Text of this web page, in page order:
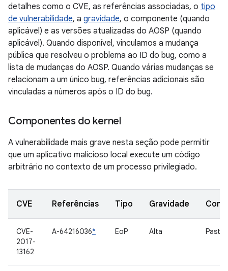
detalhes como o CVE, as referências associadas, o tipo
de vulnerabilidade, a gravidade, o componente (quando
aplicável) e as versões atualizadas do AOSP (quando
aplicável). Quando disponível, vinculamos a mudança
pública que resolveu o problema ao ID do bug, como a
lista de mudanças do AOSP. Quando várias mudanças se
relacionam a um único bug, referências adicionais são
vinculadas a números após o ID do bug.
Componentes do kernel
A vulnerabilidade mais grave nesta seção pode permitir
que um aplicativo malicioso local execute um código
arbitrário no contexto de um processo privilegiado.
CVE Referências Tipo Gravidade
CVE-
2017-
13162
A-64216036* EoP Alta Pasta